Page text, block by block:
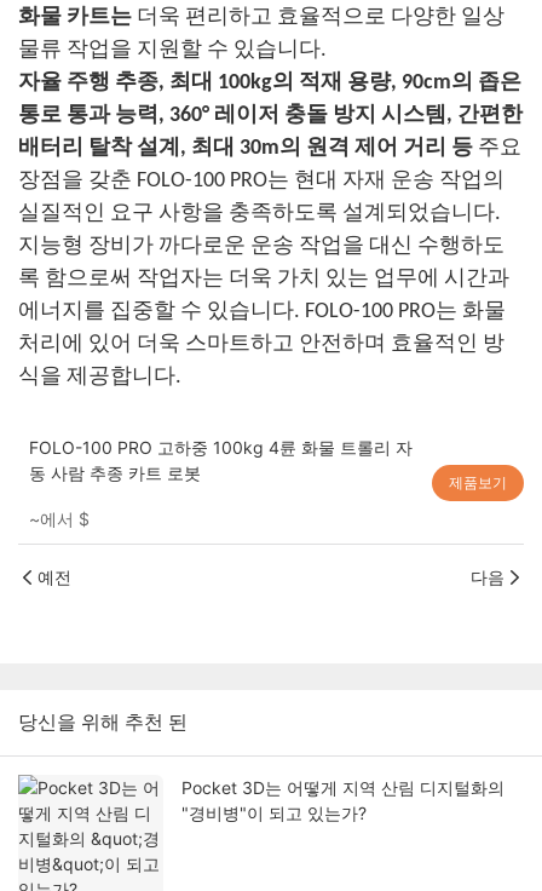
화물 카트는 더욱 편리하고 효율적으로 다양한 일상
물류 작업을 지원할 수 있습니다.
자율 주행 추종, 최대 100kg의 적재 용량, 90cm의 좁은
통로 통과 능력, 360° 레이저 충돌 방지 시스템, 간편한
배터리 탈착 설계, 최대 30m의 원격 제어 거리 등 주요
장점을 갖춘 FOLO-100 PRO는 현대 자재 운송 작업의
실질적인 요구 사항을 충족하도록 설계되었습니다.
지능형 장비가 까다로운 운송 작업을 대신 수행하도
록 함으로써 작업자는 더욱 가치 있는 업무에 시간과
에너지를 집중할 수 있습니다. FOLO-100 PRO는 화물
처리에 있어 더욱 스마트하고 안전하며 효율적인 방
식을 제공합니다.
FOLO-100 PRO 고하중 100kg 4륜 화물 트롤리 자
동 사람 추종 카트 로봇
~에서 $
제품보기
예전 다음
당신을 위해 추천 된
Pocket 3D는 어떻게 지역 산림 디지털화의
"경비병"이 되고 있는가?